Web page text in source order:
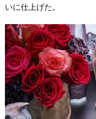
いに仕上げた。